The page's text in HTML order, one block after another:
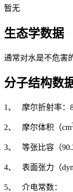
暂无
生态学数据
通常对水是不危害
分子结构数
1、 摩尔折射率：
2、 摩尔体积（cm
3、 等张比容（
4、 表面张力（
5、 介电常数：